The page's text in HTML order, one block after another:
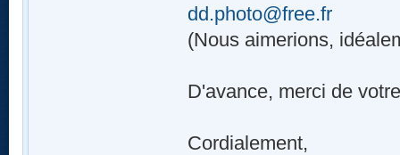
dd.photo@free.fr
(Nous aimerions,
D'avance, merci de
Cordialement,